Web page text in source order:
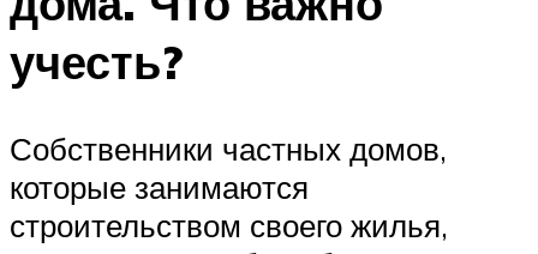
учесть?
Собственники частных домов,
которые занимаются
строительством своего жилья,